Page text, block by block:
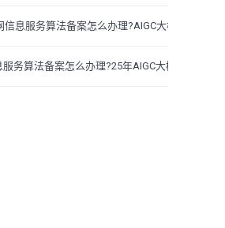
息服务算法备案怎么办理?AIGC大模型条件
务算法备案怎么办理?25年AIGC大模型条